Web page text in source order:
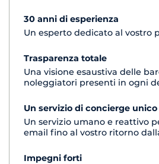
30 anni di esperienza
Un esperto dedicato al vostro
Trasparenza totale
Una visione esaustiva delle
noleggiatori presenti in ogni
Un servizio di concierge unico
Un servizio umano e reattivo
email fino al vostro ritorno
Impegni forti